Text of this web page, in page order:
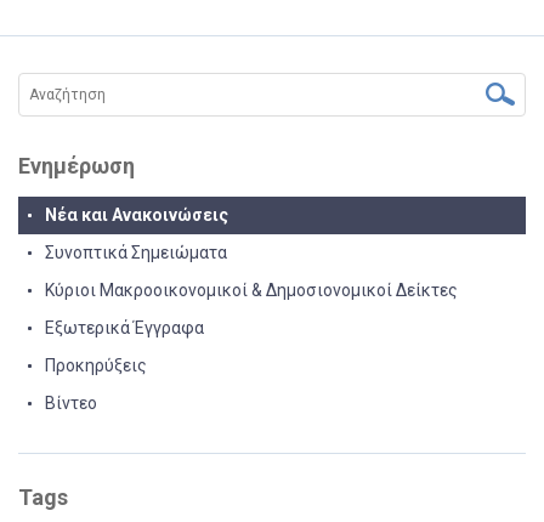
Ενημέρωση
Νέα και Ανακοινώσεις
Συνοπτικά Σημειώματα
Κύριοι Μακροοικονομικοί & Δημοσιονομικοί Δείκτες
Εξωτερικά Έγγραφα
Προκηρύξεις
Βίντεο
Tags